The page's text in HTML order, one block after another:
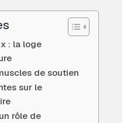
: la loge
de soutien
sur le
rôle de